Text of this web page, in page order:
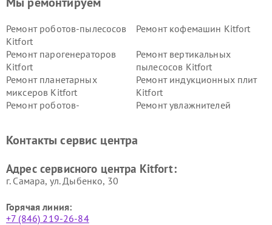
Ремонт роботов-пылесосов
Kitfort
Ремонт кофемашин Kitfort
Ремонт парогенераторов
Kitfort
Ремонт вертикальных
пылесосов Kitfort
Ремонт планетарных
миксеров Kitfort
Ремонт индукционных плит
Kitfort
Ремонт роботов-
Ремонт увлажнителей
Kitfort
Kitfort
Kitfort
Kitfort
Контакты сервис центра
Адрес сервисного центра Kitfort:
г. Самара, ул. Дыбенко, 30
Горячая линия:
+7 (846) 219-26-84